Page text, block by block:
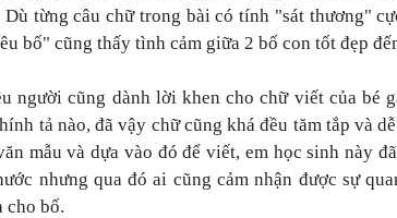
từng câu chữ trong bài có tính "sát thương"
bố" cũng thấy tình cảm giữa 2 bố con tốt đẹp
người cũng dành lời khen cho chữ viết của bé
tả nào, đã vậy chữ cũng khá đều tăm tắp và
mẫu và dựa vào đó để viết, em học sinh này
nhưng qua đó ai cũng cảm nhận được sự
cho bố.